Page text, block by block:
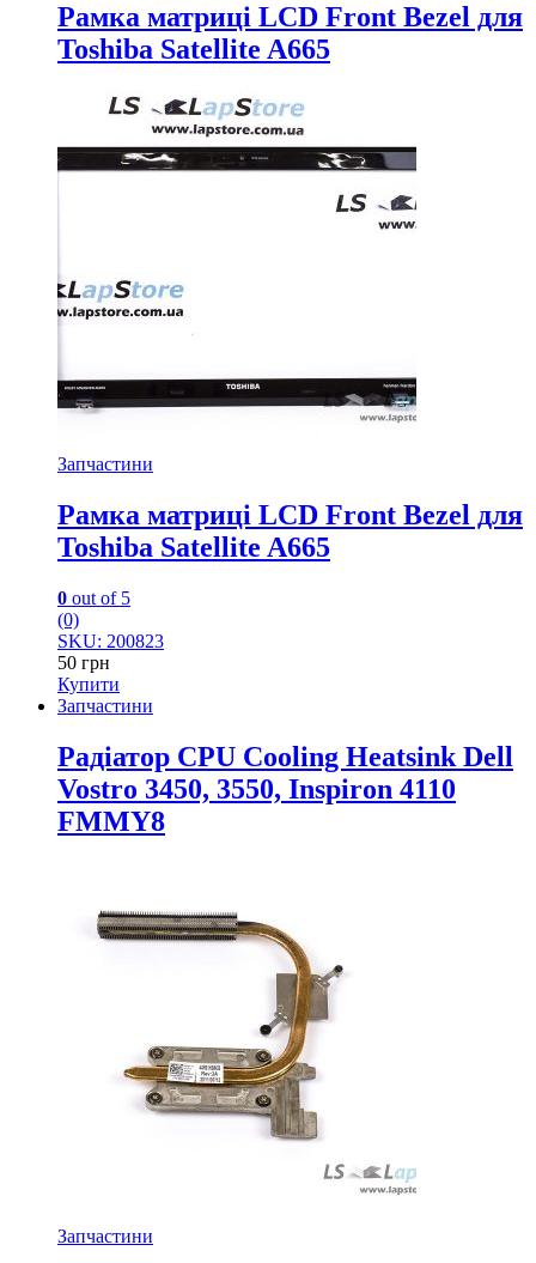
Рамка матриці LCD Front Bezel для
Toshiba Satellite A665
Запчастини
Рамка матриці LCD Front Bezel для
Toshiba Satellite A665
0 out of 5
(0)
SKU: 200823
50 грн
Купити
Запчастини
Радіатор CPU Cooling Heatsink Dell
Vostro 3450, 3550, Inspiron 4110
FMMY8
Запчастини